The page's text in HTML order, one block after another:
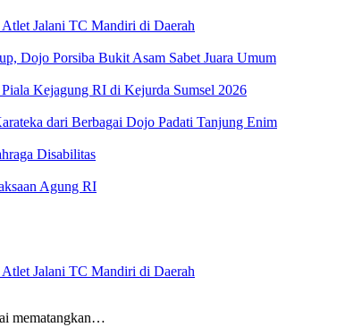
Jalani TC Mandiri di Daerah
Dojo Porsiba Bukit Asam Sabet Juara Umum
Kejagung RI di Kejurda Sumsel 2026
dari Berbagai Dojo Padati Tanjung Enim
Disabilitas
Agung RI
Jalani TC Mandiri di Daerah
mematangkan…